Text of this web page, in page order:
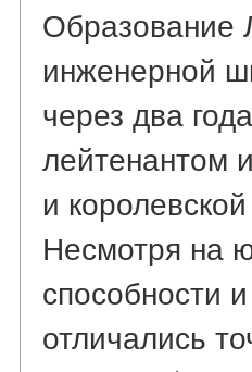
Образование
инженерной
через два
лейтенантом
и
Несмотря на
способности
отличались